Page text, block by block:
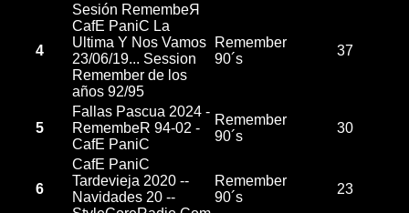
4
Sesión RemembeЯ
CafE PaniC La
Ultima Y Nos Vamos
23/06/19... Session
Remember de los
años 92/95
Remember
90´s
37
5
Fallas Pascua 2024 -
RemembeR 94-02 -
CafE PaniC
Remember
90´s
30
6
CafE PaniC
Tardevieja 2020 --
Navidades 20 --
Remember
90´s
23